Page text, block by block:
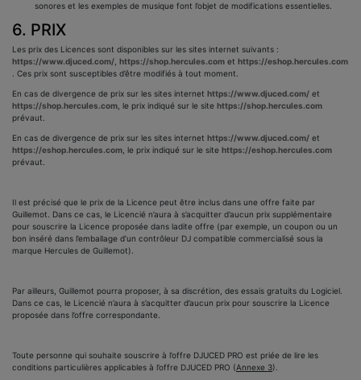
sonores et les exemples de musique font l’objet de modifications essentielles.
6. PRIX
Les prix des Licences sont disponibles sur les sites internet suivants :
https://www.djuced.com/ https://shop.hercules.com et https://eshop.hercules.com
. Ces prix sont susceptibles d’être modifiés à tout moment.
En cas de divergence de prix sur les sites internet https://www.djuced.com/ et
https://shop.hercules.com , le prix indiqué sur le site https://shop.hercules.com
prévaut.
En cas de divergence de prix sur les sites internet https://www.djuced.com/ et
https://eshop.hercules.com , le prix indiqué sur le site https://eshop.hercules.com
prévaut.
Il est précisé que le prix de la Licence peut être inclus dans une offre faite par
Guillemot. Dans ce cas, le Licencié n’aura à s’acquitter d’aucun prix supplémentaire
pour souscrire la Licence proposée dans ladite offre (par exemple, un coupon ou un
bon inséré dans l’emballage d’un contrôleur DJ compatible commercialisé sous la
marque Hercules de Guillemot).
Par ailleurs, Guillemot pourra proposer, à sa discrétion, des essais gratuits du Logiciel.
Dans ce cas, le Licencié n’aura à s’acquitter d’aucun prix pour souscrire la Licence
proposée dans l’offre correspondante.
Toute personne qui souhaite souscrire à l’offre DJUCED PRO est priée de lire les
conditions particulières applicables à l’offre DJUCED PRO (Annexe 3).